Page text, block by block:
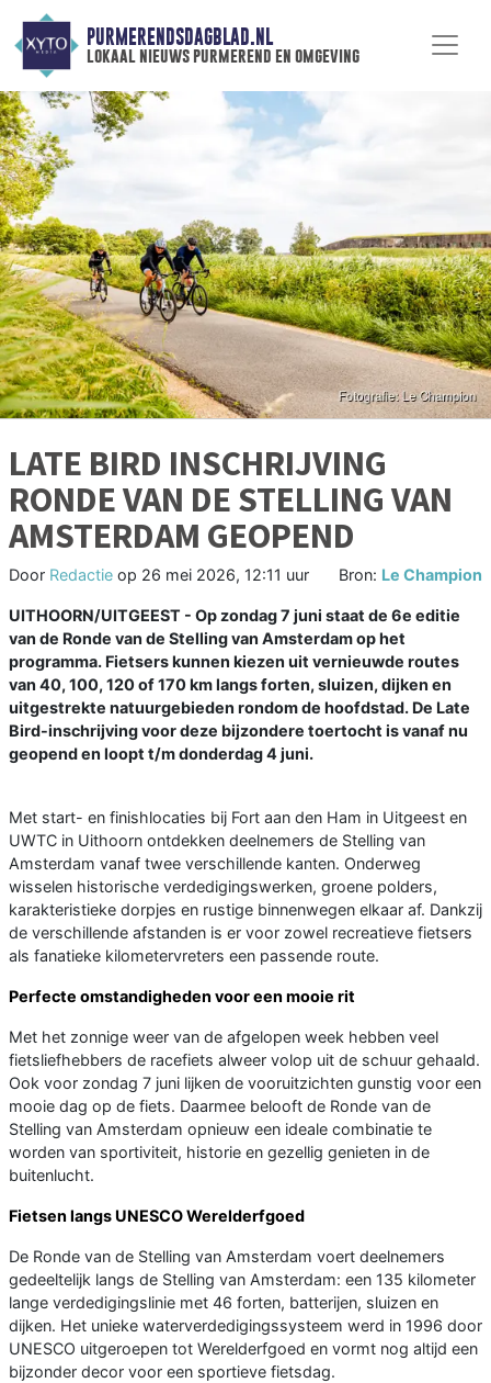
PURMERENDSDAGBLAD.NL
lokaal nieuws purmerend en omgeving
LATE BIRD INSCHRIJVING
RONDE VAN DE STELLING VAN
AMSTERDAM GEOPEND
Door Redactie op 26 mei 2026, 12:11 uur Bron: Le Champion
UITHOORN/UITGEEST - Op zondag 7 juni staat de 6e editie
van de Ronde van de Stelling van Amsterdam op het
programma. Fietsers kunnen kiezen uit vernieuwde routes
van 40, 100, 120 of 170 km langs forten, sluizen, dijken en
uitgestrekte natuurgebieden rondom de hoofdstad. De Late
Bird-inschrijving voor deze bijzondere toertocht is vanaf nu
geopend en loopt t/m donderdag 4 juni.
Met start- en finishlocaties bij Fort aan den Ham in Uitgeest en
UWTC in Uithoorn ontdekken deelnemers de Stelling van
Amsterdam vanaf twee verschillende kanten. Onderweg
wisselen historische verdedigingswerken, groene polders,
karakteristieke dorpjes en rustige binnenwegen elkaar af. Dankzij
de verschillende afstanden is er voor zowel recreatieve fietsers
als fanatieke kilometervreters een passende route.
Perfecte omstandigheden voor een mooie rit
Met het zonnige weer van de afgelopen week hebben veel
fietsliefhebbers de racefiets alweer volop uit de schuur gehaald.
Ook voor zondag 7 juni lijken de vooruitzichten gunstig voor een
mooie dag op de fiets. Daarmee belooft de Ronde van de
Stelling van Amsterdam opnieuw een ideale combinatie te
worden van sportiviteit, historie en gezellig genieten in de
buitenlucht.
Fietsen langs UNESCO Werelderfgoed
De Ronde van de Stelling van Amsterdam voert deelnemers
gedeeltelijk langs de Stelling van Amsterdam: een 135 kilometer
lange verdedigingslinie met 46 forten, batterijen, sluizen en
dijken. Het unieke waterverdedigingssysteem werd in 1996 door
UNESCO uitgeroepen tot Werelderfgoed en vormt nog altijd een
bijzonder decor voor een sportieve fietsdag.